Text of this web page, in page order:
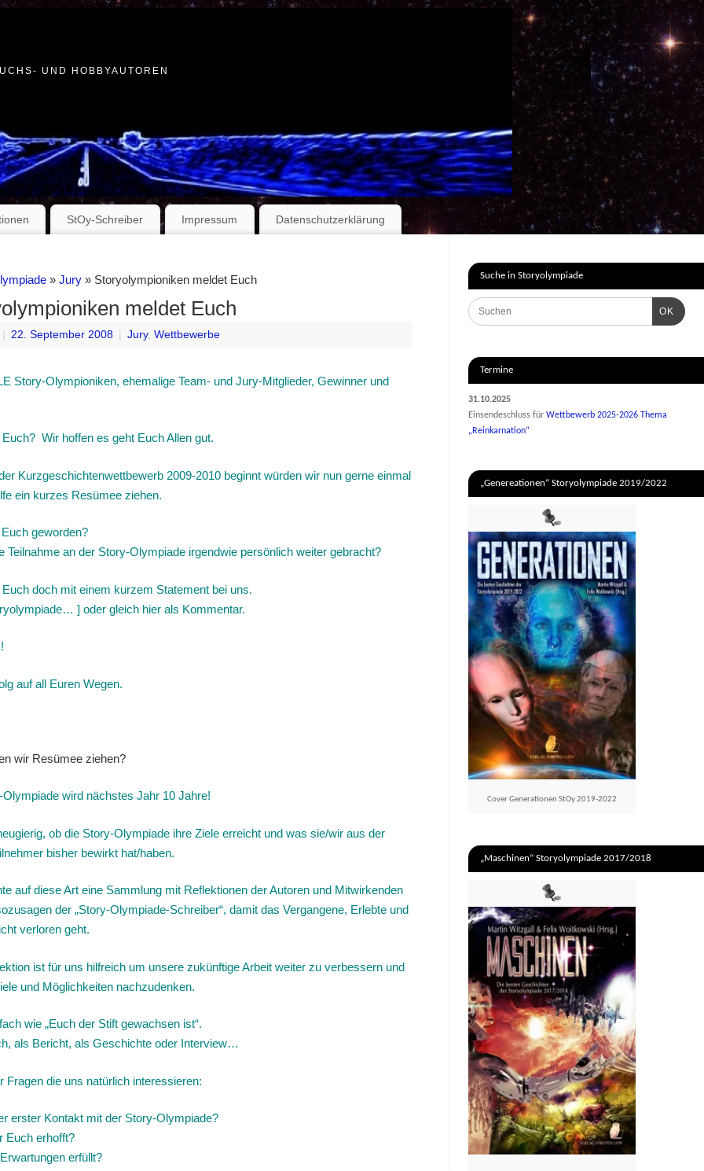
UND HOBBYAUTOREN
StOy-Schreiber Impressum Datenschutzerklärung
» Jury » Storyolympioniken meldet Euch
meldet Euch
22. September 2008 Jury, Wettbewerbe
Story-Olympioniken, ehemalige Team- und Jury-Mitglieder, Gewinner und
Wir hoffen es geht Euch Allen gut.
Kurzgeschichtenwettbewerb 2009-2010 beginnt würden wir nun gerne einmal
ein kurzes Resümee ziehen.
geworden?
Teilnahme an der Story-Olympiade irgendwie persönlich weiter gebracht?
doch mit einem kurzem Statement bei uns.
] oder gleich hier als Kommentar.
auf all Euren Wegen.
wir Resümee ziehen?
wird nächstes Jahr 10 Jahre!
ob die Story-Olympiade ihre Ziele erreicht und was sie/wir aus der
bisher bewirkt hat/haben.
auf diese Art eine Sammlung mit Reflektionen der Autoren und Mitwirkenden
der „Story-Olympiade-Schreiber“, damit das Vergangene, Erlebte und
verloren geht.
ist für uns hilfreich um unsere zukünftige Arbeit weiter zu verbessern und
und Möglichkeiten nachzudenken.
wie „Euch der Stift gewachsen ist“.
als Bericht, als Geschichte oder Interview…
Fragen die uns natürlich interessieren:
erster Kontakt mit der Story-Olympiade?
Euch erhofft?
erfüllt?
Suche in Storyolympiade
OK
Termine
31.10.2025
Einsendeschluss für Wettbewerb 2025-2026 Thema
„Reinkarnation“
„Genereationen“ Storyolympiade 2019/2022
Cover Generationen StOy 2019-2022
„Maschinen“ Storyolympiade 2017/2018